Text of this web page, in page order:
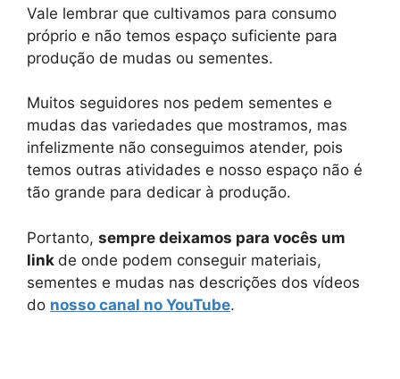
Vale lembrar que cultivamos para consumo
próprio e não temos espaço suficiente para
produção de mudas ou sementes.
Muitos seguidores nos pedem sementes e
mudas das variedades que mostramos, mas
infelizmente não conseguimos atender, pois
temos outras atividades e nosso espaço não é
tão grande para dedicar à produção.
Portanto, sempre deixamos para vocês um
link de onde podem conseguir materiais,
sementes e mudas nas descrições dos vídeos
do nosso canal no YouTube.